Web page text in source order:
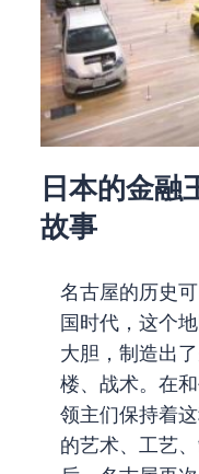
日本的金融
故事
名古屋的历史
国时代，这个
大胆，制造出
楼、战术。在
领主们保持着
的艺术、工艺